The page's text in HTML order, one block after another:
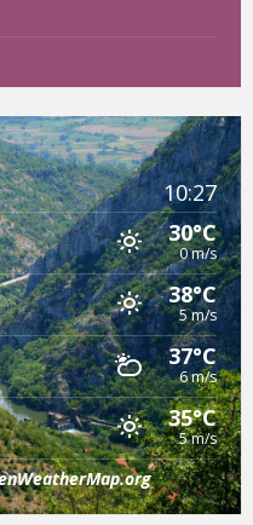
10:27
30°C
0 m/s
38°C
5 m/s
37°C
6 m/s
35°C
5 m/s